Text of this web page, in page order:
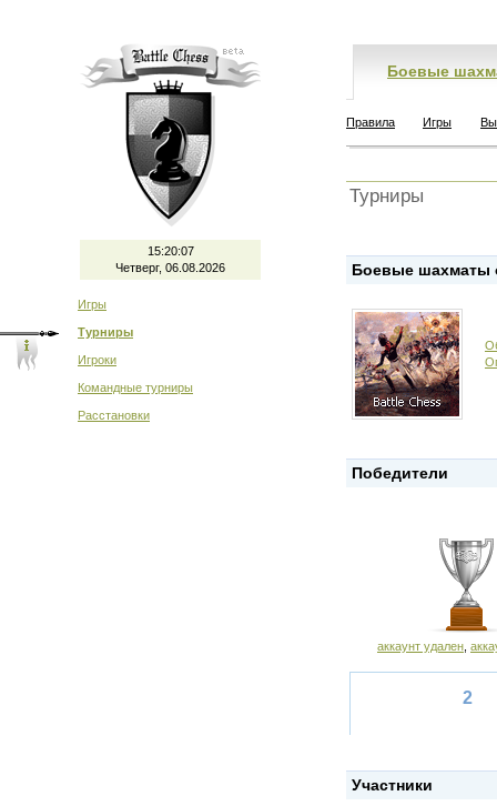
15:20:07
Четверг, 06.08.2026
Игры
Турниры
Игроки
Командные турниры
Расстановки
Боевые
Правила Игры
Турниры
Боевые шахматы
Победители
аккаунт удален
2
Участники